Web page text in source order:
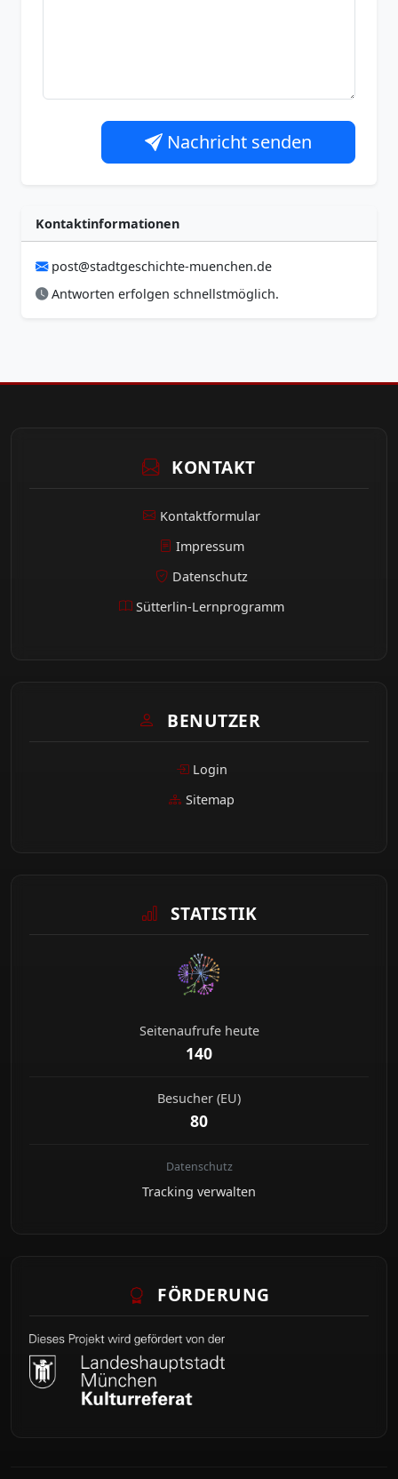
Nachricht senden
Kontaktinformationen
post@stadtgeschichte-muenchen.de
Antworten erfolgen schnellstmöglich.
KONTAKT
Kontaktformular
Impressum
Datenschutz
Sütterlin-Lernprogramm
BENUTZER
Login
Sitemap
STATISTIK
Seitenaufrufe heute
140
Besucher (EU)
80
Datenschutz
Tracking verwalten
FÖRDERUNG